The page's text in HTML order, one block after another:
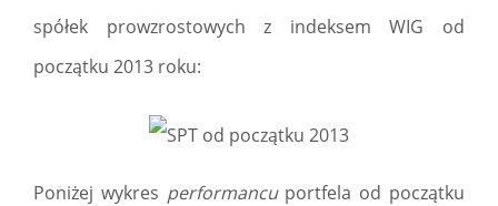
spółek prowzrostowych z indeksem WIG od
początku 2013 roku:
Poniżej wykres performancuportfela od początku